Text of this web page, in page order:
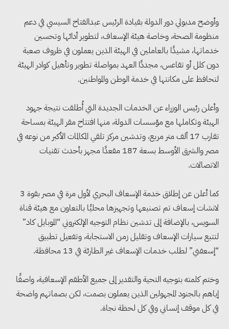
وأوضح مدبولي دور الدولة بقيادة الرئيس عبدالفتاح السيسي في دعم
منظومة الصحة، وخاصة هيئة الإسعاف، لتطوير أدائها وتحسين
خدماتها، مشيدًا بالعاملين في الهيئة الذين يعملون في ظروف صعبة
دون كلل أو تقاعس، مجددًا العهد بمواصلة تطوير وتأهيل كوادر الهيئة
لتحافظ على مكانتها في خدمة الوطن والمواطنين.
وأعلن رئيس الوزراء عن الخدمات الجديدة التي أُطلقت نتيجة جهود
الهيئة وتكاملها مع مؤسسات الدولة، منها افتتاح مقر الهيئة بمساحة
تقارب 17 ألف متر مربع، وتدشين مركز تلقي المكالمات الأكبر من نوعه في
مصر والشرق الأوسط بسعة 187 مقعدًا مجهز بأحدث تقنيات
الاتصالات.
كما أعلن عن إطلاق خدمة الإسعاف البحري لأول مرة في مصر بقوة 3
لانشات إسعاف تم تصنيعها وتجهيزها محليًا بالتعاون مع هيئة قناة
السويس، بالإضافة إلى تدشين نظام التوجيه الإلكتروني “الموبايل كاد”
لتتبع سيارات الإسعاف وتقليل زمن الاستجابة، وتفعيل تطبيق
“إسعفني” لطلب خدمات الإسعاف غير الطارئة في 13 محافظة.
وختم كلمته بتوجيه التحية والتقدير إلى جميع الأطقم الإسعافية، واصفًا
إياهم بالجنود المجهولين الذين يعملون بصمت، لكن بصماتهم واضحة
في كل موقف إنساني وفي كل لحظة نجاة.
وزيرا التخطيط والبترول يبحثان
تعزيز أمن الطاقة وزيادة الإنتاج
والاستثمارات ضمن خطة التنمية
الاقتصادية لعام 2026/2027
خلال يوليو.. إنقاذ كبار بلا مأوى ولم
شمل مواطن بأسرته وحماية سيدة
مسنة